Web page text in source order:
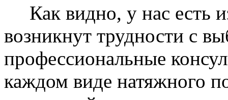
Как видно, у нас есть
возникнут трудности с
профессиональные
каждом виде натяжного